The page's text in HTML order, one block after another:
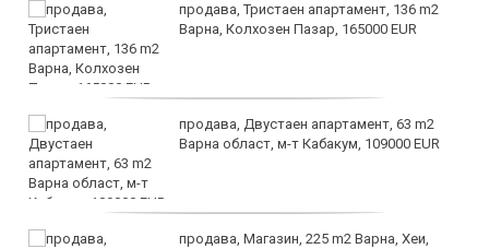
продава, Тристаен апартамент, 136 m2
Варна, Колхозен Пазар, 165000 EUR
продава, Двустаен апартамент, 63 m2
Варна област, м-т Кабакум, 109000 EUR
продава, Магазин, 225 m2 Варна, Хеи,